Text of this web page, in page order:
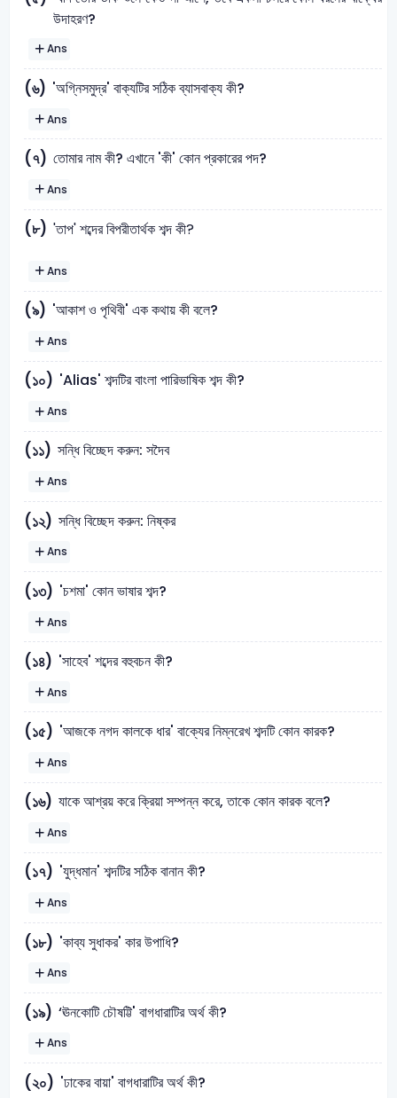
উদাহরণ?
Ans
(৬) 'অগ্নিসমুদ্র' বাক্যটির সঠিক ব্যাসবাক্য কী?
Ans
(৭) তোমার নাম কী? এখানে 'কী' কোন প্রকারের পদ?
Ans
(৮) 'তাপ' শব্দের বিপরীতার্থক শব্দ কী?
Ans
(৯) 'আকাশ ও পৃথিবী' এক কথায় কী বলে?
Ans
(১০) 'Alias' শব্দটির বাংলা পারিভাষিক শব্দ কী?
Ans
(১১) সন্ধি বিচ্ছেদ করুন: সদৈব
Ans
(১২) সন্ধি বিচ্ছেদ করুন: নিষ্কর
Ans
(১৩) 'চশমা' কোন ভাষার শব্দ?
Ans
(১৪) 'সাহেব' শব্দের বহুবচন কী?
Ans
(১৫) 'আজকে নগদ কালকে ধার' বাক্যের নিম্নরেখ শব্দটি কোন কারক?
Ans
(১৬) যাকে আশ্রয় করে ক্রিয়া সম্পন্ন করে, তাকে কোন কারক বলে?
Ans
(১৭) 'যুদ্ধমান' শব্দটির সঠিক বানান কী?
Ans
(১৮) 'কাব্য সুধাকর' কার উপাধি?
Ans
(১৯) ‘ঊনকোটি চৌষট্টি' বাগধারাটির অর্থ কী?
Ans
(২০) 'ঢাকের বায়া' বাগধারাটির অর্থ কী?